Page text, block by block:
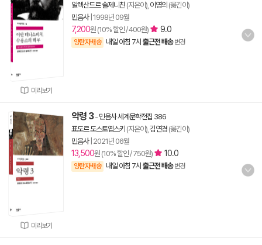
미리보기
알렉산드르 솔제니친 (지은이), 이영의 (옮긴이)
민음사| 1998년 09월
7,200원 (10% 할인 / 400원) 9.0
양탄자배송 내일 아침 7시 출근전 배송 변경
미리보기
악령 3- 민음사 세계문학전집 386
표도르 도스토옙스키 (지은이), 김연경 (옮긴이)
민음사| 2021년 06월
13,500원 (10% 할인 / 750원) 10.0
양탄자배송 내일 아침 7시 출근전 배송 변경